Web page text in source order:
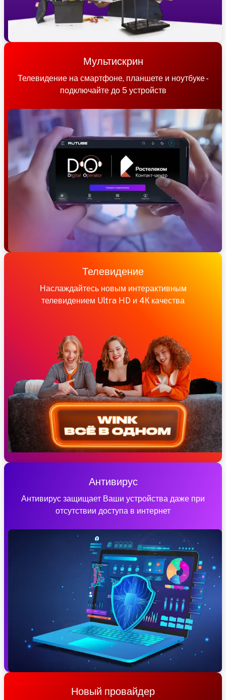
Мультискрин
Телевидение на смартфоне, планшете и ноутбуке -
подключайте до 5 устройств
Телевидение
Наслаждайтесь новым интерактивным
телевидением Ultra HD и 4К качества
Антивирус
Антивирус защищает Ваши устройства даже при
отсутствии доступа в интернет
Новый провайдер